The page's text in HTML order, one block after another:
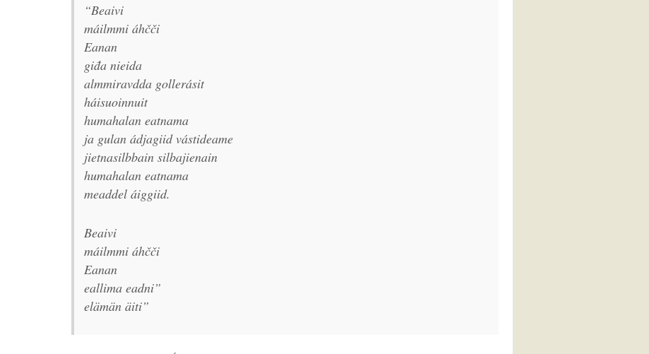
“Beaivi
máilmmi áhčči
Eanan
giđa nieida
almmiravdda gollerásit
háisuoinnuit
humahalan eatnama
ja gulan ádjagiid vástideame
jietnasilbbain silbajienain
humahalan eatnama
meaddel áiggiid.
Beaivi
máilmmi áhčči
Eanan
eallima eadni”
elämän äiti”